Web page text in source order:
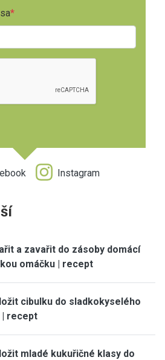
Instagram
a zavařit do zásoby domácí
omáčku | recept
cibulku do sladkokyselého
| recept
mladé kukuřičné klasy do